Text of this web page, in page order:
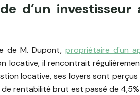
d’un
de M. Dupont,propriétaire d'un
locative, il rencontrait
locative, ses loyers sont
rentabilité brut est passé de